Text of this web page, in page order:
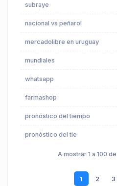
subraye
nacional vs peñarol
mercadolibre en uruguay
mundiales
whatsapp
farmashop
pronóstico del tiempo
pronóstico del tie
A mostrar 1 a 100
1 2 3